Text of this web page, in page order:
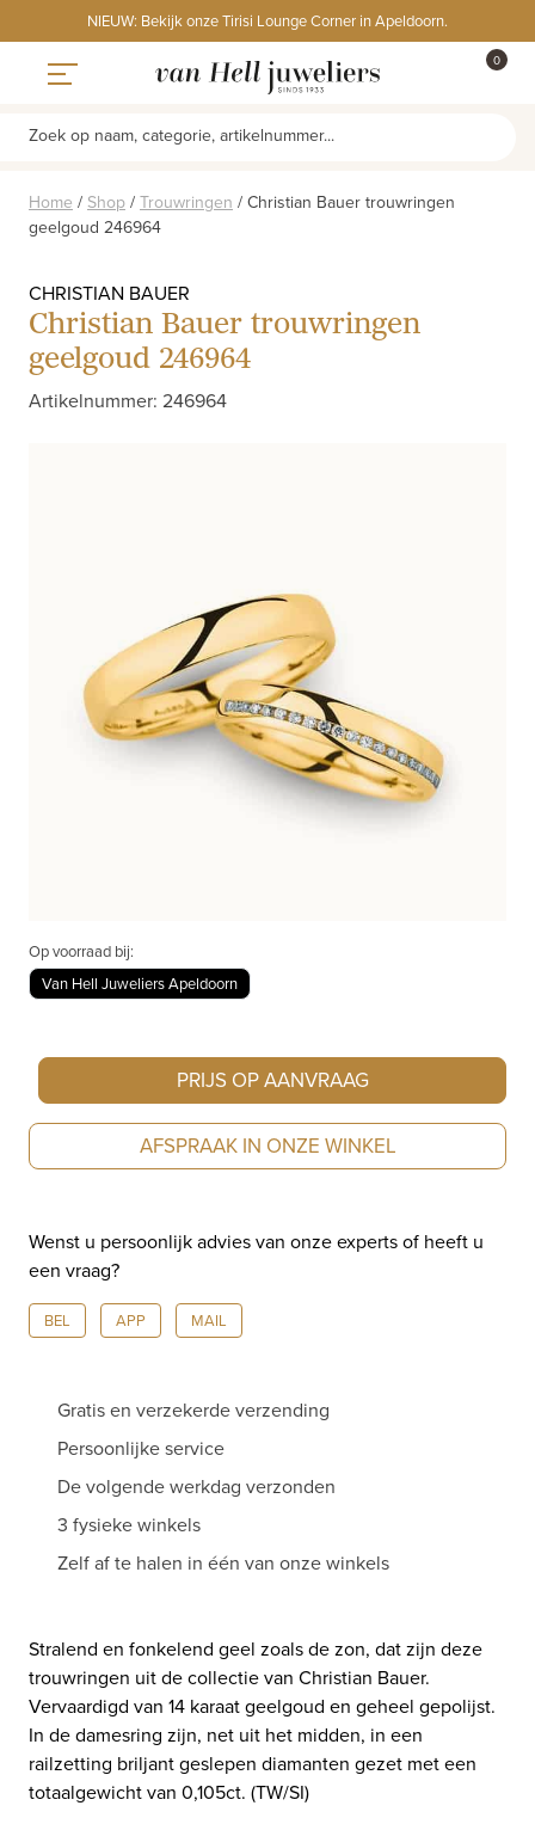
to
content
NIEUW: Bekijk onze Tirisi Lounge Corner in Apeldoorn.
0
Zoek op naam, categorie, artikelnummer...
Home / Shop / Trouwringen / Christian Bauer trouwringen
geelgoud 246964
CHRISTIAN BAUER
Christian Bauer trouwringen
geelgoud 246964
Artikelnummer: 246964
Op voorraad bij:
Van Hell Juweliers Apeldoorn
PRIJS OP AANVRAAG
AFSPRAAK IN ONZE WINKEL
Wenst u persoonlijk advies van onze experts of heeft u
een vraag?
BEL APP MAIL
Gratis en verzekerde verzending
Persoonlijke service
De volgende werkdag verzonden
3 fysieke winkels
Zelf af te halen in één van onze winkels
Stralend en fonkelend geel zoals de zon, dat zijn deze
trouwringen uit de collectie van Christian Bauer.
Vervaardigd van 14 karaat geelgoud en geheel gepolijst.
In de damesring zijn, net uit het midden, in een
railzetting briljant geslepen diamanten gezet met een
totaalgewicht van 0,105ct. (TW/SI)